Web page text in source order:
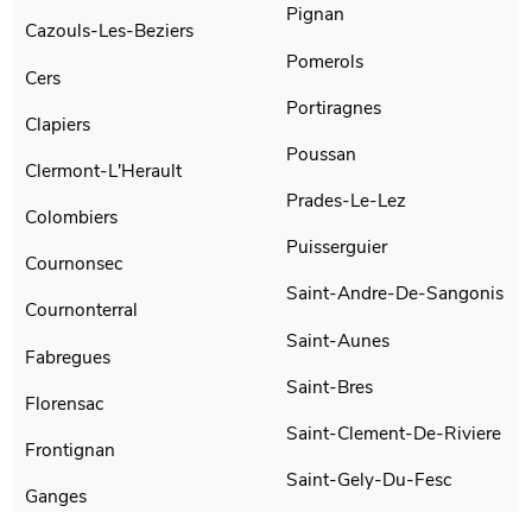
Cazouls-Les-Beziers
Cers
Clapiers
Clermont-L'Herault
Colombiers
Cournonsec
Cournonterral
Fabregues
Florensac
Frontignan
Ganges
Pignan
Pomerols
Portiragnes
Poussan
Prades-Le-Lez
Puisserguier
Saint-Andre-De-Sangonis
Saint-Aunes
Saint-Bres
Saint-Clement-De-Riviere
Saint-Gely-Du-Fesc